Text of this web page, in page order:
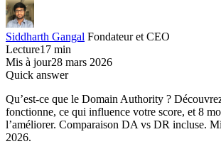
Siddharth Gangal Fondateur et CEO
Lecture17 min
Mis à jour28 mars 2026
Quick answer
Qu’est-ce que le Domain Authority ?
fonctionne, ce qui influence votre score, et 8
l’améliorer. Comparaison DA vs DR incluse.
2026.